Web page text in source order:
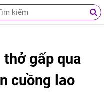
gấp qua
cuồng lao